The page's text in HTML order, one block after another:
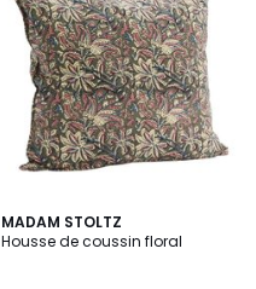
MADAM STOLTZ
Housse de coussin floral